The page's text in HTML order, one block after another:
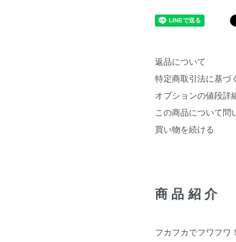
返品について
特定商取引法に基づ
オプションの値段詳
この商品について問
買い物を続ける
商品紹介
フカフカでフワフワ！